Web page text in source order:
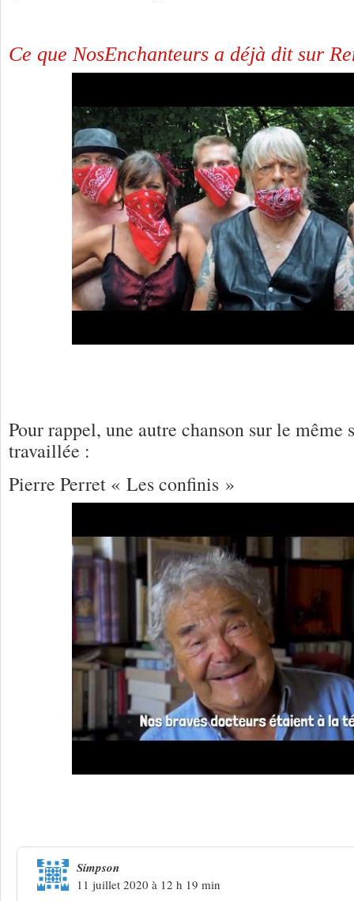
Ce que NosEnchanteurs a déjà dit sur
Pour rappel, une autre chanson sur le même
travaillée :
Pierre Perret « Les confinis »
Simpson
11 juillet 2020 à 12 h 19 min